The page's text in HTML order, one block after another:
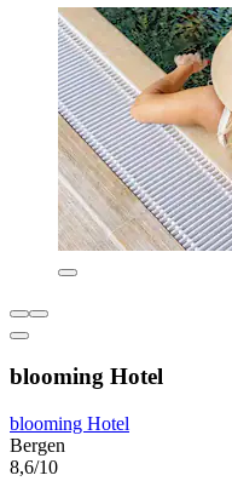
blooming Hotel
blooming Hotel
Bergen
8,6/10